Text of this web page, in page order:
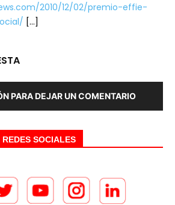
2010/12/02/premio-effie-
[…]
PARA DEJAR UN COMENTARIO
SOCIALES